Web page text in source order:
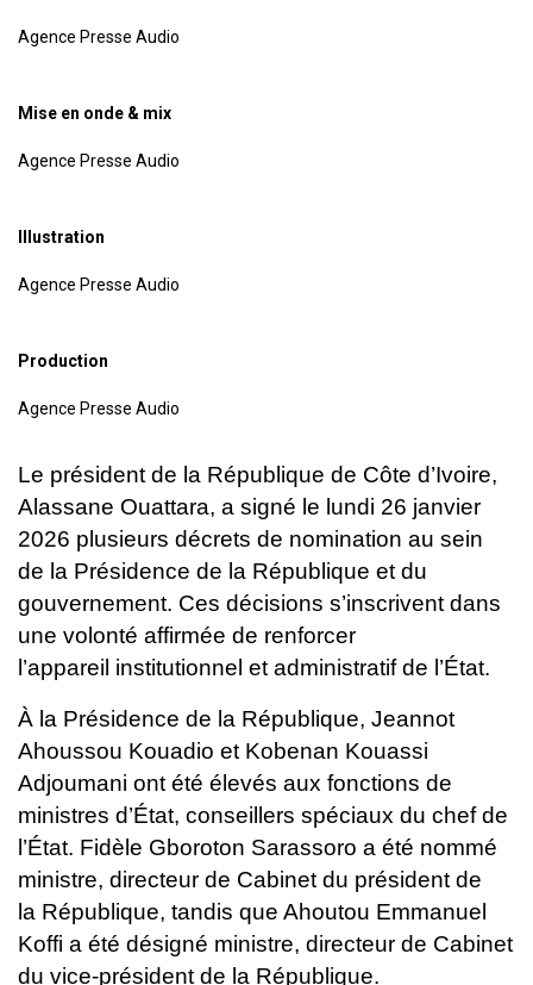
Agence Presse Audio
Mise en onde & mix
Agence Presse Audio
Illustration
Agence Presse Audio
Production
Agence Presse Audio
Le président de la République de Côte d’Ivoire,
Alassane Ouattara, a signé le lundi 26 janvier
2026 plusieurs décrets de nomination au sein
de la Présidence de la République et du
gouvernement. Ces décisions s’inscrivent dans
une volonté affirmée de renforcer
l’appareil institutionnel et administratif de l’État.
À la Présidence de la République, Jeannot
Ahoussou Kouadio et Kobenan Kouassi
Adjoumani ont été élevés aux fonctions de
ministres d’État, conseillers spéciaux du chef de
l’État. Fidèle Gboroton Sarassoro a été nommé
ministre, directeur de Cabinet du président de
la République, tandis que Ahoutou Emmanuel
Koffi a été désigné ministre, directeur de Cabinet
du vice-président de la République.